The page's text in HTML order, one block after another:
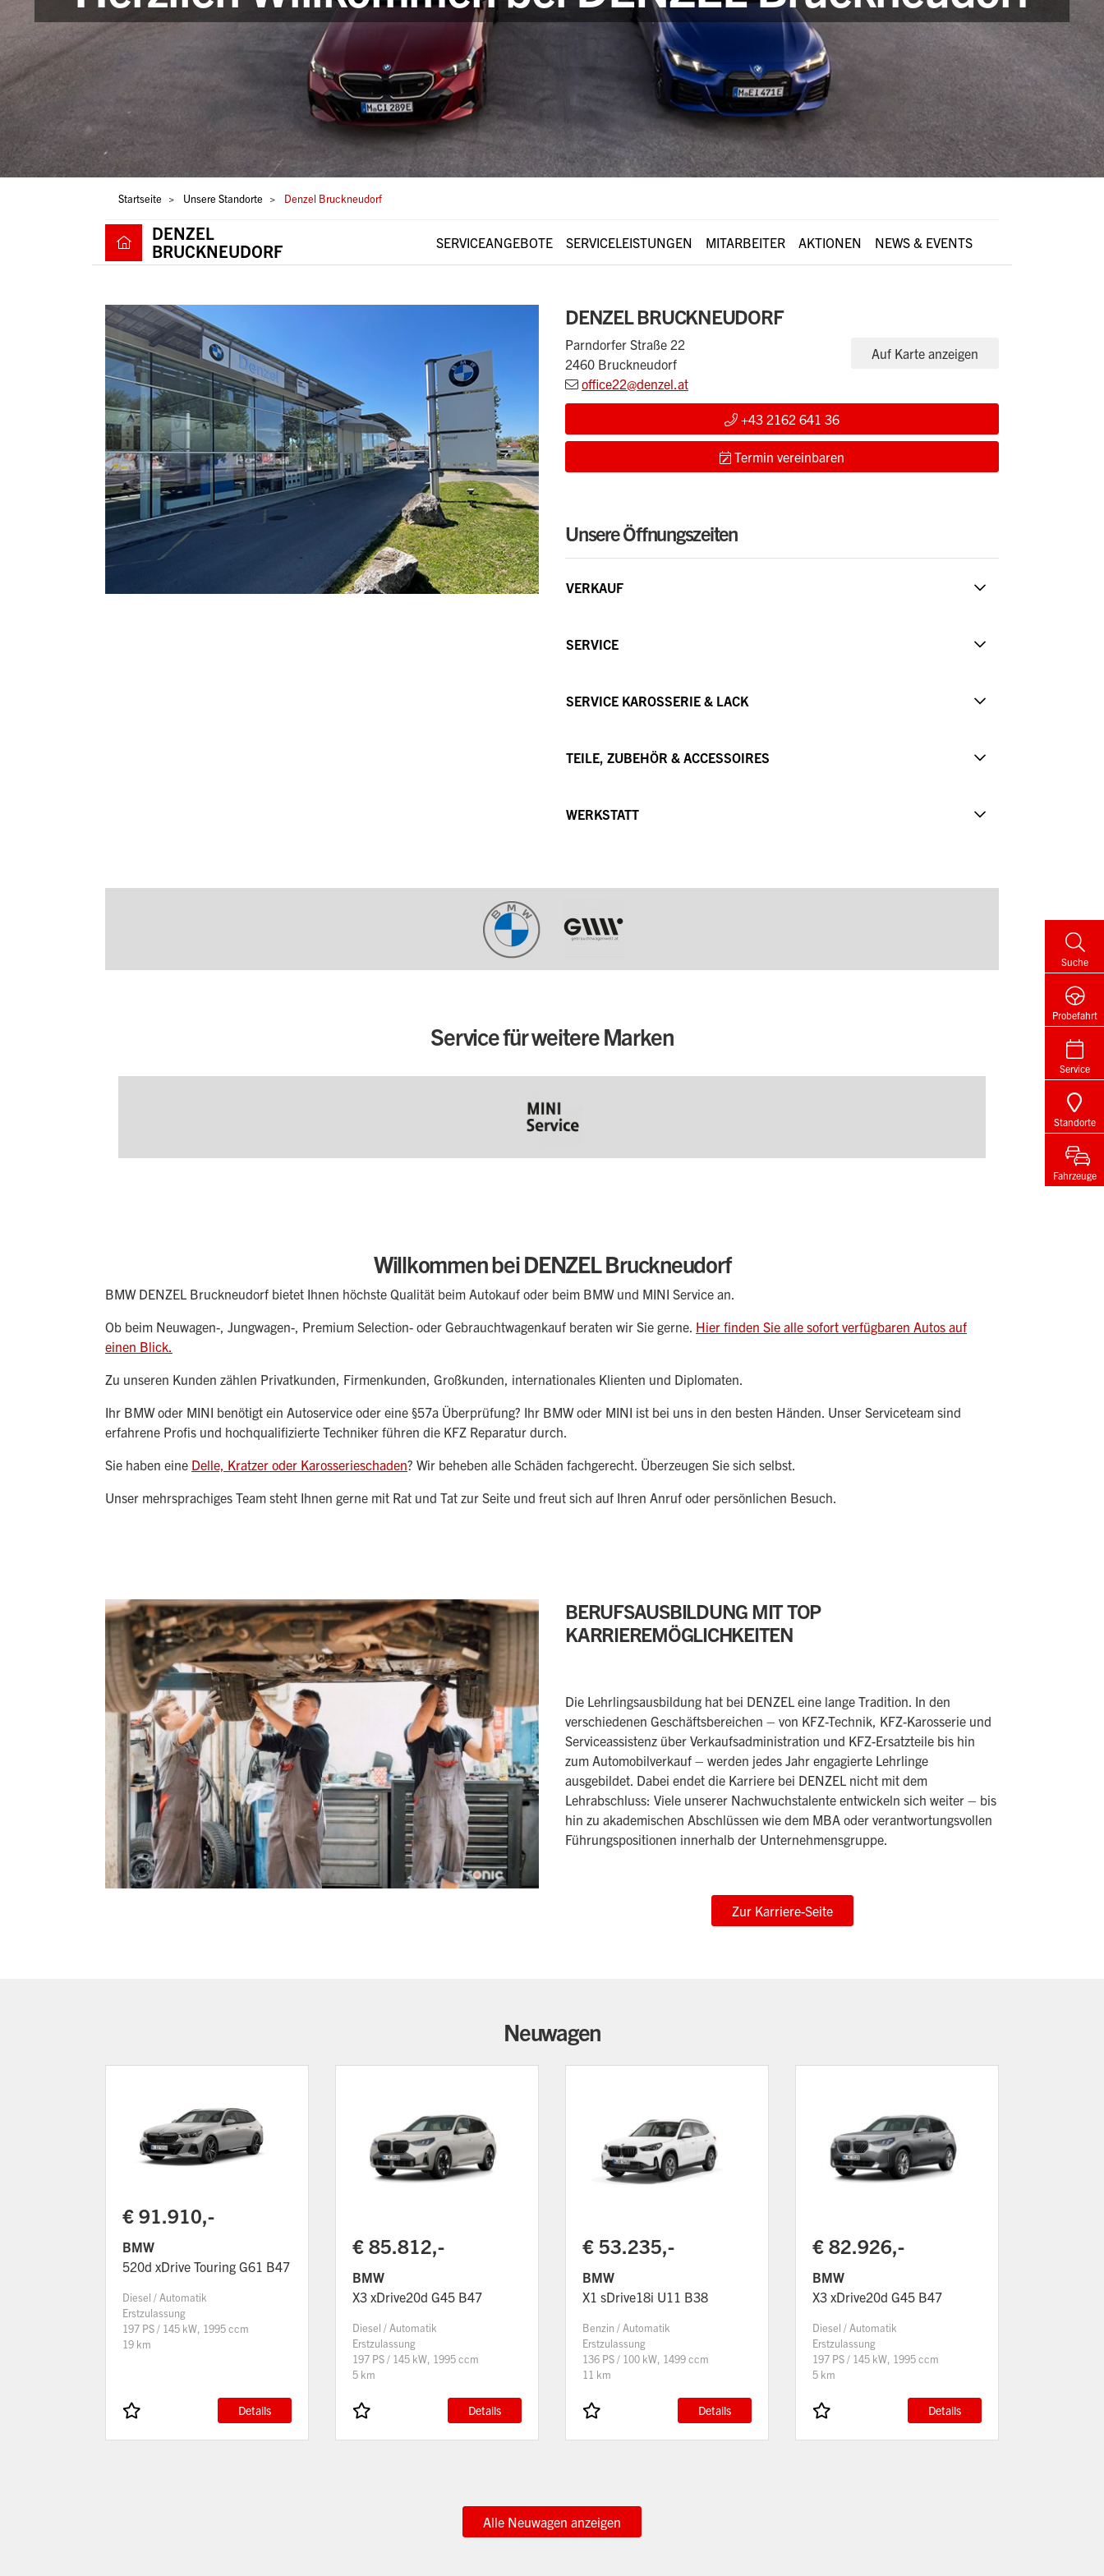
Pfadnavigation
Startseite Unsere Standorte Denzel Bruckneudorf
DENZEL
BRUCKNEUDORF
SERVICEANGEBOTE(CURRENT)
SERVICELEISTUNGEN MITARBEITER AKTIONEN NEWS & EVENTS
DENZEL BRUCKNEUDORF
Parndorfer Straße 22
2460 Bruckneudorf
office22@denzel.at
Auf Karte anzeigen
+43 2162 641 36
Termin vereinbaren
Unsere Öffnungszeiten
VERKAUF
SERVICE
SERVICE KAROSSERIE & LACK
TEILE, ZUBEHÖR & ACCESSOIRES
WERKSTATT
Service für weitere Marken
Willkommen bei DENZEL Bruckneudorf
BMW DENZEL Bruckneudorf bietet Ihnen höchste Qualität beim Autokauf oder beim BMW und MINI Service an.
Ob beim Neuwagen-, Jungwagen-, Premium Selection- oder Gebrauchtwagenkauf beraten wir Sie gerne. Hier finden Sie alle sofort verfügbaren Autos auf
einen Blick.
Zu unseren Kunden zählen Privatkunden, Firmenkunden, Großkunden, internationales Klienten und Diplomaten.
Ihr BMW oder MINI benötigt ein Autoservice oder eine §57a Überprüfung? Ihr BMW oder MINI ist bei uns in den besten Händen. Unser Serviceteam sind
erfahrene Profis und hochqualifizierte Techniker führen die KFZ Reparatur durch.
Sie haben eine Delle, Kratzer oder Karosserieschaden? Wir beheben alle Schäden fachgerecht. Überzeugen Sie sich selbst.
Unser mehrsprachiges Team steht Ihnen gerne mit Rat und Tat zur Seite und freut sich auf Ihren Anruf oder persönlichen Besuch.
BERUFSAUSBILDUNG MIT TOP
KARRIEREMÖGLICHKEITEN
Die Lehrlingsausbildung hat bei DENZEL eine lange Tradition. In den
verschiedenen Geschäftsbereichen – von KFZ-Technik, KFZ-Karosserie und
Serviceassistenz über Verkaufsadministration und KFZ-Ersatzteile bis hin
zum Automobilverkauf – werden jedes Jahr engagierte Lehrlinge
ausgebildet. Dabei endet die Karriere bei DENZEL nicht mit dem
Lehrabschluss: Viele unserer Nachwuchstalente entwickeln sich weiter – bis
hin zu akademischen Abschlüssen wie dem MBA oder verantwortungsvollen
Führungspositionen innerhalb der Unternehmensgruppe.
Zur Karriere-Seite
Neuwagen
€ 91.910,-
BMW
520d xDrive Touring G61 B47
Diesel / Automatik
Erstzulassung
197 PS / 145 kW, 1995 ccm
19 km
Details
€ 85.812,-
BMW
X3 xDrive20d G45 B47
Diesel / Automatik
Erstzulassung
197 PS / 145 kW, 1995 ccm
5 km
Details
€ 53.235,-
BMW
X1 sDrive18i U11 B38
Benzin / Automatik
Erstzulassung
136 PS / 100 kW, 1499 ccm
11 km
Details
€ 82.926,-
BMW
X3 xDrive20d G45 B47
Diesel / Automatik
Erstzulassung
197 PS / 145 kW, 1995 ccm
5 km
Details
Alle Neuwagen anzeigen
Suche
Probefahrt
Service
Standorte
Fahrzeuge